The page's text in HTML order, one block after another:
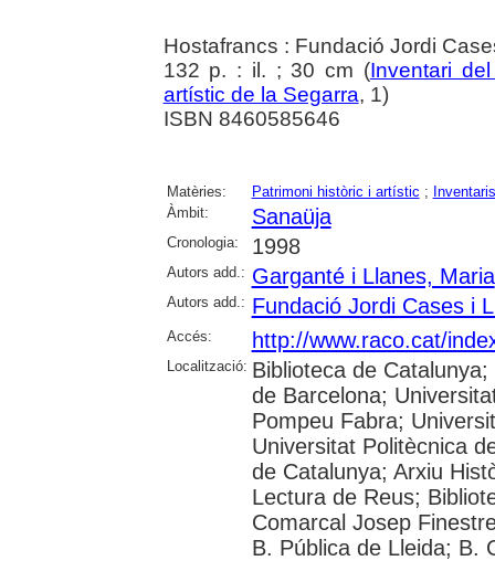
Hostafrancs : Fundació Jordi
132 p. : il. ; 30 cm (Inventari
artístic de la Segarra, 1)
ISBN 8460585646
Matèries: Patrimoni històric i artístic ; Inventaris
Àmbit:
Sanaüja
Cronologia: 1998
Autors add.: Garganté i Llanes, Maria
Autors add.: Fundació Jordi Cases i
Accés: http://www.raco.cat/
Localització: Biblioteca de
de Barcelona;
Pompeu Fabra;
Universitat Politècnica
de Catalunya; Arxiu
Lectura de Reus;
Comarcal Josep
B. Pública de Lleida; B.